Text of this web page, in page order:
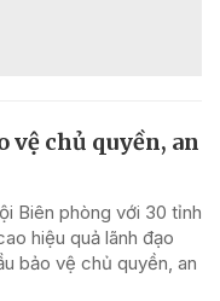
vệ chủ quyền, an
Biên phòng với 30 tỉnh
hiệu quả lãnh đạo
bảo vệ chủ quyền, an